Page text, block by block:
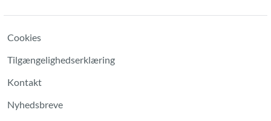
Cookies
Tilgængelighedserklæring
Kontakt
Nyhedsbreve